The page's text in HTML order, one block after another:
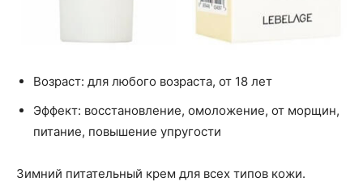
Возраст: для любого возраста, от 18 лет
Эффект: восстановление, омоложение, от морщин,
питание, повышение упругости
Зимний питательный крем для всех типов кожи.